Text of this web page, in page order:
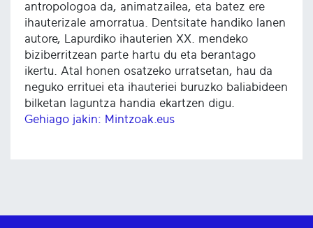
antropologoa da, animatzailea, eta batez ere
ihauterizale amorratua. Dentsitate handiko lanen
autore, Lapurdiko ihauterien XX. mendeko
biziberritzean parte hartu du eta berantago
ikertu. Atal honen osatzeko urratsetan, hau da
neguko errituei eta ihauteriei buruzko baliabideen
bilketan laguntza handia ekartzen digu.
Gehiago jakin: Mintzoak.eus